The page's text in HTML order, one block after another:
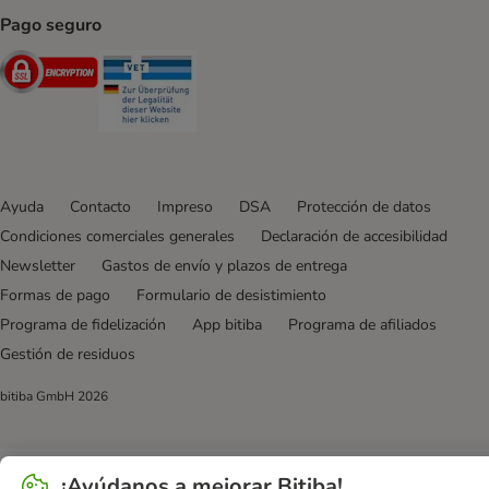
Pago seguro
Security
Ayuda Contacto Impreso DSA
Protección de datos
Condiciones comerciales generales
Declaración de accesibilidad
Newsletter
Gastos de envío y plazos de entrega
Formas de pago
Formulario de desistimiento
Programa de fidelización
App bitiba
Programa de afiliados
Gestión de residuos
bitiba GmbH 2026